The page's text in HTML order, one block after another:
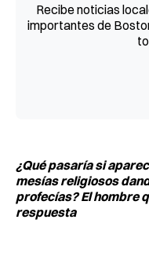
Recibe noticias
importantes de
¿Qué pasaría si
mesías religiosos
profecías? El hombre
respuesta